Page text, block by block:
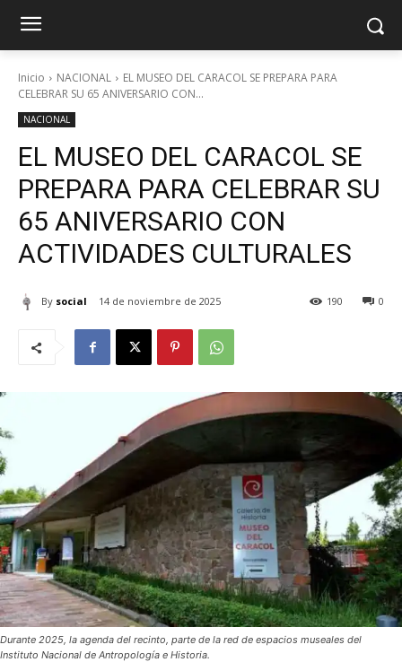
Inicio NACIONAL
EL MUSEO DEL CARACOL SE PREPARA PARA
CELEBRAR SU 65 ANIVERSARIO CON...
NACIONAL
EL MUSEO DEL CARACOL SE
PREPARA PARA CELEBRAR SU
65 ANIVERSARIO CON
ACTIVIDADES CULTURALES
By social 14 de noviembre de 2025 0
190
Durante 2025, la agenda del recinto, parte de la red de espacios museales del
Instituto Nacional de Antropología e Historia.